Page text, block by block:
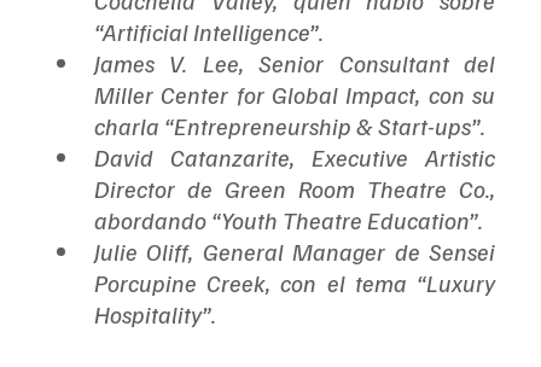
“Artificial Intelligence”.
James V. Lee, Senior Consultant del
Miller Center for Global Impact, con su
charla “Entrepreneurship & Start-ups”.
David Catanzarite, Executive Artistic
Director de Green Room Theatre Co.,
abordando “Youth Theatre Education”.
Julie Oliff, General Manager de Sensei
Porcupine Creek, con el tema “Luxury
Hospitality”.